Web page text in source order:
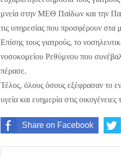
μνεία στην ΜΕΘ Παίδων και την
τις υπηρεσίας που προσφέρουν στα
Επίσης τους γιατρούς, το
νοσοκομείου Ρεθύμνου που
πέρασε.
Τέλος, όλους όσους εξέφρασαν το
υγεία και ευημερία στις οικογένειες
Share on Facebook